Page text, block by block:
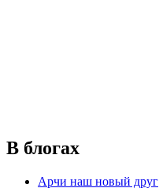
В блогах
Арчи наш новый друг